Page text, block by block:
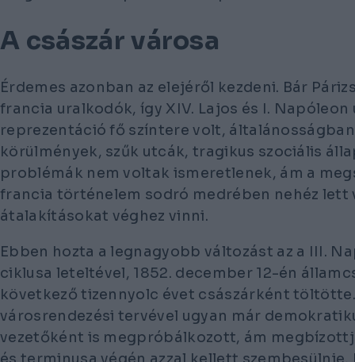
A császár városa
Érdemes azonban az elejéről kezdeni. Bár
francia uralkodók, így XIV. Lajos és I.
reprezentáció fő színtere volt,
körülmények, szűk utcák, tragikus szociális
problémák nem voltak ismeretlenek, ám a
francia történelem sodró medrében nehéz lett
átalakításokat véghez vinni.
Ebben hozta a legnagyobb változást az a III.
ciklusa leteltével, 1852. december 12-én
következő tizennyolc évet császárként
városrendezési tervével ugyan már
vezetőként is megpróbálkozott, ám